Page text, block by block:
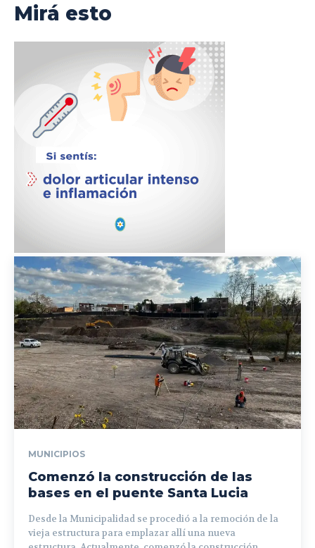
Mirá esto
MUNICIPIOS
Comenzó la construcción de las
bases en el puente Santa Lucia
Desde la Municipalidad se procedió a la remoción de la
vieja estructura para emplazar allí una nueva